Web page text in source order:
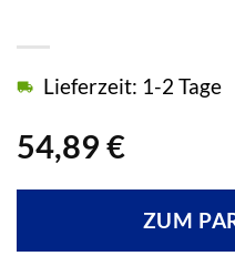
54,89 €
Lieferzeit: 1-2 Tage
ZUM